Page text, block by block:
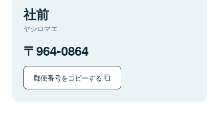
社前
ヤシロマエ
964-0864
郵便番号をコピーする